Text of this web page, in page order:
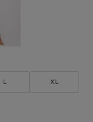
L XL